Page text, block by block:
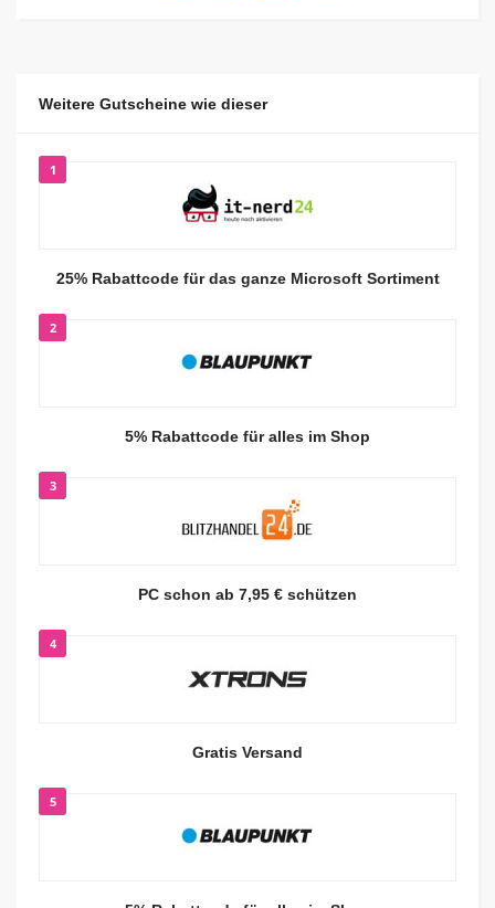
Weitere Gutscheine wie dieser
1
25% Rabattcode für das ganze Microsoft Sortiment
2
5% Rabattcode für alles im Shop
3
PC schon ab 7,95 € schützen
4
Gratis Versand
5